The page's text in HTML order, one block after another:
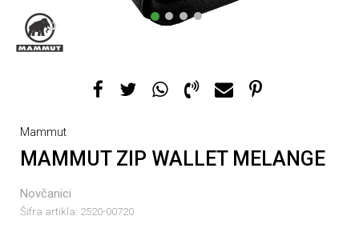
1 2 3 4
Mammut
MAMMUT ZIP WALLET MELANGE
Novčanici
Šifra artikla: 2520-00720